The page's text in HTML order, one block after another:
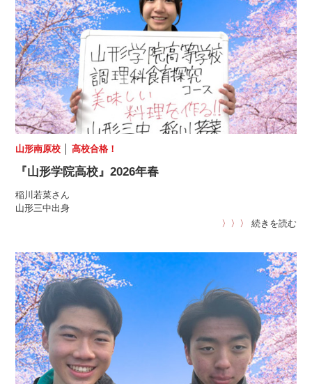
山形南原校 │高校合格！
『山形学院高校』2026年春
稲川若菜さん
山形三中出身
〉〉〉
続きを読む